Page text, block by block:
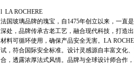
l LA ROCHERE
法国玻璃品牌的瑰宝，自1475年创立以来，一直
深处，品牌传承古老工艺，融合现代科技，打造
材料可循环使用，确保产品安全无害。LA
试，符合国际安全标准。设计灵感源自丰富文化
合，透露浓厚法式风情。品牌与全球设计师合作